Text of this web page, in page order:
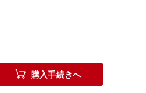
 購入手続きへ